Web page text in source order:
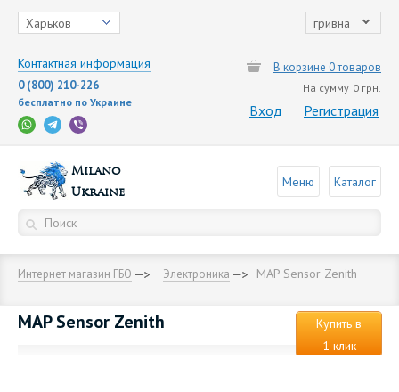
Харьков гривна
Контактная информация
0 (800) 210-226
бесплатно по Украине
В корзине 0 товаров
На сумму 0 грн.
Вход Регистрация
Milano
Ukraine
Меню Каталог
Интернет магазин ГБО Электроника MAP Sensor Zenith
MAP Sensor Zenith
Купить в
1 клик